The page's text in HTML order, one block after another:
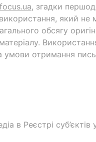
focus.ua, згадки
який не
обсягу
отримання
в Реєстрі